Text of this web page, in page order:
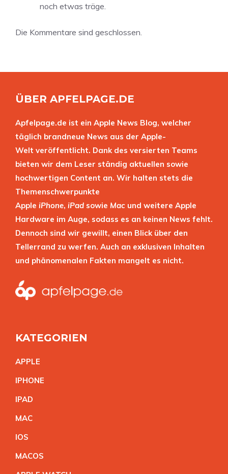
noch etwas träge.
Die Kommentare sind geschlossen.
ÜBER APFELPAGE.DE
Apfelpage.de ist ein Apple News Blog, welcher
täglich brandneue News aus der Apple-
Welt veröffentlicht. Dank des versierten Teams
bieten wir dem Leser ständig aktuellen sowie
hochwertigen Content an. Wir halten stets die
Themenschwerpunkte
Apple iPhone, iPad sowie Mac und weitere Apple
Hardware im Auge, sodass es an keinen News fehlt.
Dennoch sind wir gewillt, einen Blick über den
Tellerrand zu werfen. Auch an exklusiven Inhalten
und phänomenalen Fakten mangelt es nicht.
KATEGORIEN
APPLE
IPHONE
IPAD
MAC
IOS
MACOS